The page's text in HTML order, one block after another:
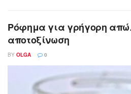
Ρόφημα για γρήγορη
αποτοξίνωση
BY OLGA 0